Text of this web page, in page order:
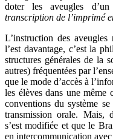
doter les aveugles
transcription de l’imprimé
L’instruction des
l’est davantage, c’est la
structures générales de la
autres) fréquentées par
que le mode d’accès à
les élèves dans une même
conventions du système
transmission orale. Mais,
s’est modifiée et que le
en intercommunication